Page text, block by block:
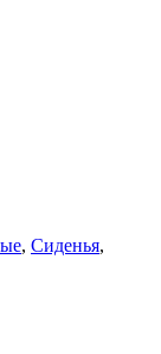
, Сиденья,